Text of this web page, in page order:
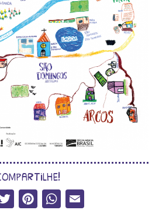
Twitter
Pinterest
WhatsApp